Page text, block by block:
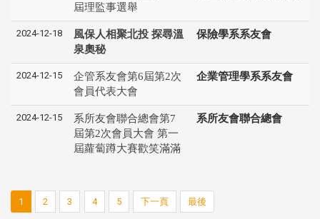
屆理監事選舉
2024-12-18
風保人相聚北投 探尋溫
泉奧秘
保險學系系友會
2024-12-15
企管系友會第6屆第2次
會員代表大會
企業管理學系系友會
2024-12-15
系所友會聯合總會第7
屆第2次會員大會 第一
屆蘿蔔蹲大賽歡笑滿滿
系所友會聯合總會
1 2 3 4 5 下一頁 最後